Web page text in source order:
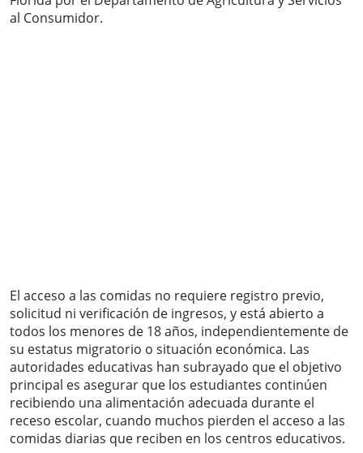
al Consumidor.
El acceso a las comidas no requiere registro previo,
solicitud ni verificación de ingresos, y está abierto a
todos los menores de 18 años, independientemente de
su estatus migratorio o situación económica. Las
autoridades educativas han subrayado que el objetivo
principal es asegurar que los estudiantes continúen
recibiendo una alimentación adecuada durante el
receso escolar, cuando muchos pierden el acceso a las
comidas diarias que reciben en los centros educativos.